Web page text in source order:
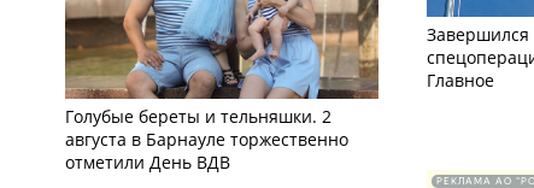
Голубые береты и тельняшки. 2
августа в Барнауле торжественно
отметили День ВДВ
Завершился
Главное
РЕКЛАМА АО